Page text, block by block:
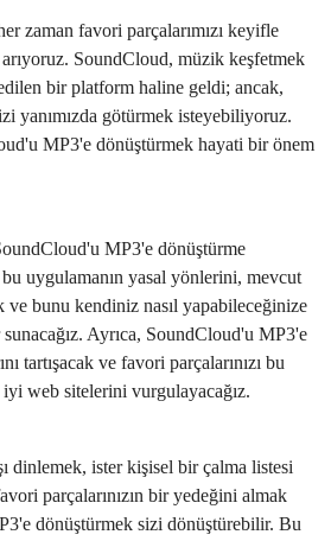
zaman favori parçalarımızı keyifle
SoundCloud, müzik keşfetmek
bir platform haline geldi; ancak,
yanımızda götürmek isteyebiliyoruz.
MP3'e dönüştürmek hayati bir önem
MP3'e dönüştürme
bu uygulamanın yasal yönlerini, mevcut
ve bunu kendiniz nasıl yapabileceğinize
sunacağız. Ayrıca, SoundCloud'u MP3'e
tartışacak ve favori parçalarınızı bu
web sitelerini vurgulayacağız.
dinlemek, ister kişisel bir çalma listesi
parçalarınızın bir yedeğini almak
dönüştürmek sizi dönüştürebilir. Bu